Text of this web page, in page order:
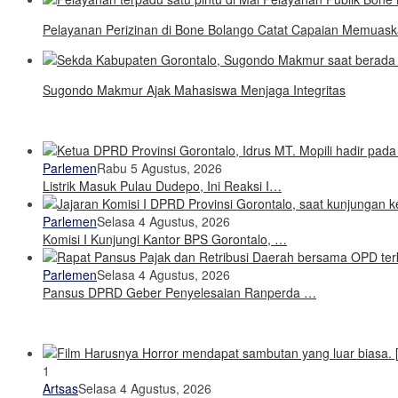
Pelayanan Perizinan di Bone Bolango Catat Capaian
Sugondo Makmur Ajak Mahasiswa Menjaga Integritas
ParlemenRabu 5 Agustus, 2026
Listrik Masuk Pulau Dudepo, Ini Reaksi I…
ParlemenSelasa 4 Agustus, 2026
Komisi I Kunjungi Kantor BPS Gorontalo, …
ParlemenSelasa 4 Agustus, 2026
Pansus DPRD Geber Penyelesaian Ranperda …
1
ArtsasSelasa 4 Agustus, 2026